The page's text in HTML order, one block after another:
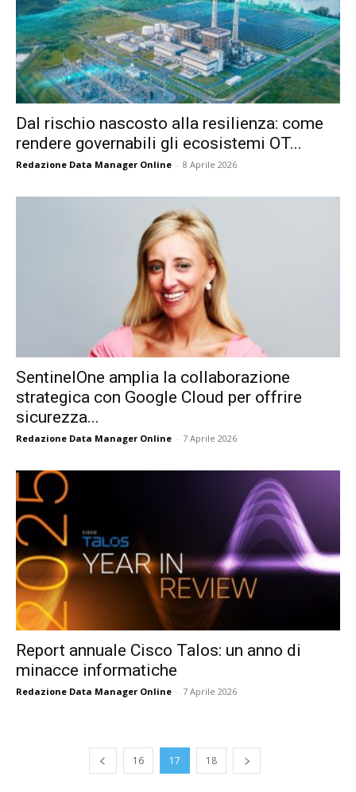
Dal rischio nascosto alla resilienza: come
rendere governabili gli ecosistemi OT...
Redazione Data Manager Online - 8 Aprile 2026
SentinelOne amplia la collaborazione
strategica con Google Cloud per offrire
sicurezza...
Redazione Data Manager Online - 7 Aprile 2026
Report annuale Cisco Talos: un anno di
minacce informatiche
Redazione Data Manager Online - 7 Aprile 2026
16 17 18